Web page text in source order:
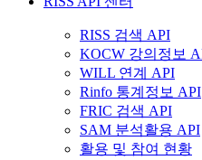
RISS 검색 API
KOCW 강의정보
WILL 연계 API
Rinfo 통계정보 API
FRIC 검색 API
SAM 분석활용 API
활용 및 참여 현황